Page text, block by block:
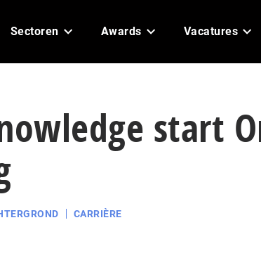
Sectoren Awards Vacatures
start
CARRIÈRE